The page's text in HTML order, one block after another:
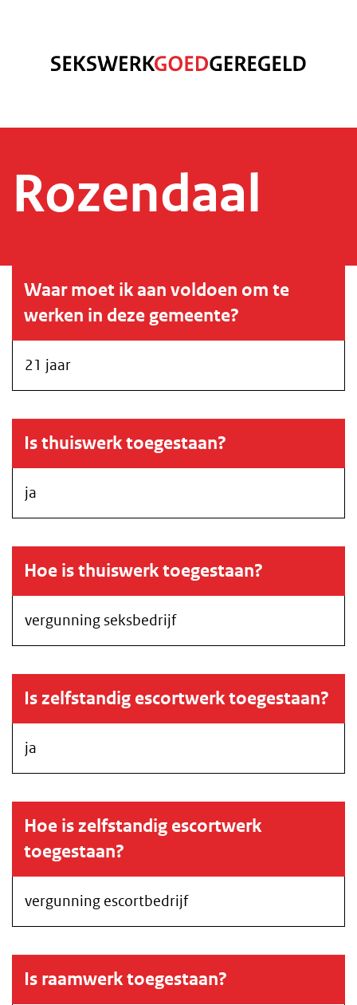
Rozendaal
Waar moet ik aan voldoen om te
werken in deze gemeente?
21 jaar
Is thuiswerk toegestaan?
ja
Hoe is thuiswerk toegestaan?
vergunning seksbedrijf
Is zelfstandig escortwerk toegestaan?
ja
Hoe is zelfstandig escortwerk
toegestaan?
vergunning escortbedrijf
Is raamwerk toegestaan?